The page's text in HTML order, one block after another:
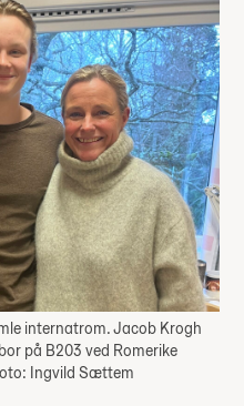
internatrom. Jacob Krogh
på B203 ved Romerike
Ingvild Sættem